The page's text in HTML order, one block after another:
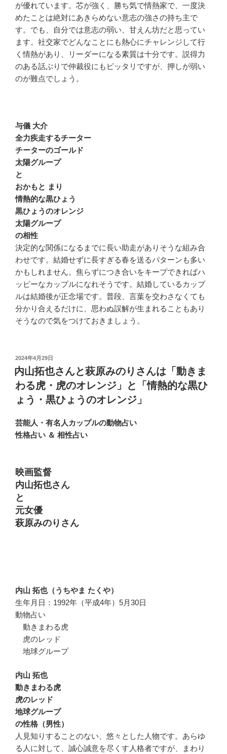
が優れています。芯が強く、勝ち気で情熱家で、一度決
めたことは絶対にあきらめない意志の強さの持ち主で
す。でも、自分では意志の弱い、甘えん坊だと思ってい
ます。社交家でどんなことにも熱心にチャレンジして行
く情熱があり、リーダーになる素質は十分です。説得力
のある話ぶりで仲裁役にもピッタリですが、押しが弱い
のが難点でしょう。
与儀 大介
全力疾走するチーター
チーターのゴールド
太陽グループ
と
おかもと まり
情熱的な黒ひょう
黒ひょうのオレンジ
太陽グループ
の相性
決定的な関係になるまでに長い助走がありそうな組み合
わせです。結婚せずに長すぎる春を送るパターンも多い
かもしれません。焦らずにつき合いをキープできればハ
ッピーなカップルになれそうです。結婚しているカップ
ルは結婚後が正念場です。普段、言葉を交わさなくても
分かり合えるだけに、思わぬ誤解が生まれることもあり
そうなので気をつけておきましょう。
投
稿
日:
2024年4月29日
内山拓也さんと萩原みのりさんは「動きま
わる虎・虎のオレンジ」と「情熱的な黒ひ
ょう・黒ひょうのオレンジ」
芸能人・有名人カップルの動物占い
性格占い ＆ 相性占い
映画監督
内山拓也さん
と
元女優
萩原みのりさん
内山 拓也（うちやま たくや）
生年月日：1992年（平成4年）5月30日
動物占い
動きまわる虎
虎のレッド
地球グループ
内山 拓也
動きまわる虎
虎のレッド
地球グループ
の性格（男性）
人見知りすることのない、悠々とした人物です。あらゆ
る人に対して、誠心誠意を尽くす人格者ですが、まわり